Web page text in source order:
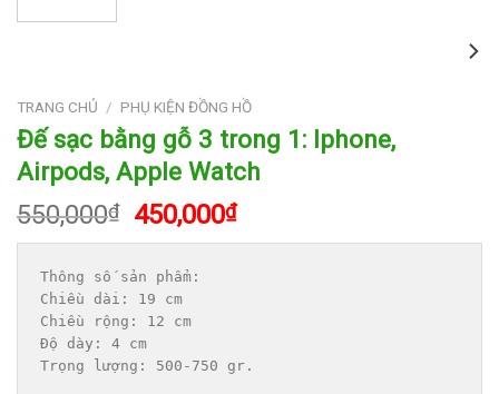
TRANG CHỦ / PHỤ KIỆN ĐỒNG HỒ
Đế sạc bằng gỗ 3 trong 1: Iphone,
Airpods, Apple Watch
550,000₫
Giá
gốc
là:
550,000₫.
450,000₫Giá
hiện
Thông số sản phẩm:
Chiều dài: 19 cm
Chiều rộng: 12 cm
Độ dày: 4 cm
Trọng lượng: 500-750 gr.